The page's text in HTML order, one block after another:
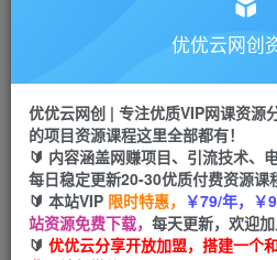
会员专属
会员免费
您暂
优优云网创
优优云网创 | 专注优质VIP网课资源
的项目资源课程这里全部都有！
🔰 内容涵盖网赚项目、引流技术、
每日稳定更新20-30优质付费资源课
🔰 本站VIP 限时特惠， ￥79/年，￥
站资源免费下载， 每天更新，欢迎加
🔰 优优云分享开放加盟，搭建一个